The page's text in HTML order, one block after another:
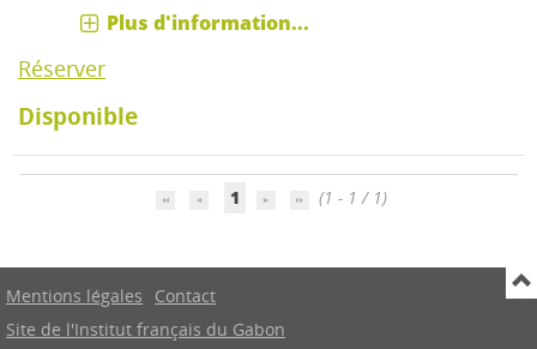
Plus d'information...
Réserver
Disponible
1 (1 - 1 / 1)
Mentions légales
Contact
Site de l'Institut français du Gabon